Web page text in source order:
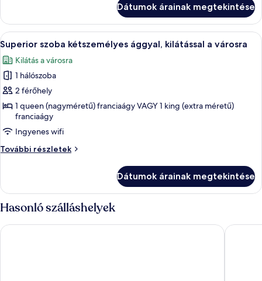
a
városra
kilátással
városra
további
részletei
Dátumok árainak megtekintése
A
következő
szoba
összes
képének
megtekintése:
Superior
szoba
kétszemélyes
a
városra
Hipoallergén ágynemű, minibár, széf
8
Superior szoba kétszemélyes ággyal, kilátással a városra
Kilátás a városra
1 hálószoba
2 férőhely
1 queen (nagyméretű) franciaágy VAGY 1 king (extra méretű)
franciaágy
Ingyenes wifi
További részletek
Superior
kilátással
városra
részletei
Dátumok árainak megtekintése
Hasonló szálláshelyek
LIVIE Da Nang Style Nhat